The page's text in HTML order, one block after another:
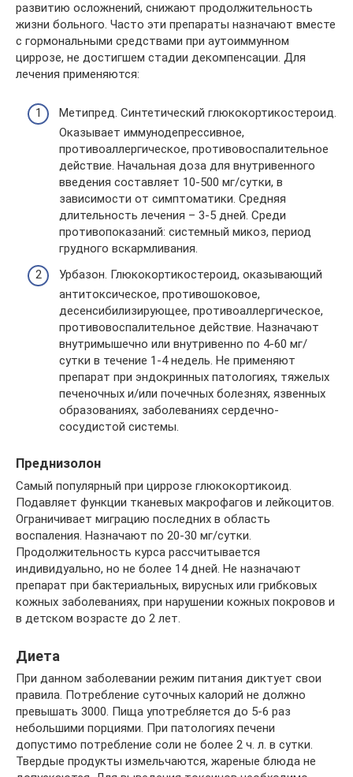
развитию осложнений, снижают продолжительность
жизни больного. Часто эти препараты назначают вместе
с гормональными средствами при аутоиммунном
циррозе, не достигшем стадии декомпенсации. Для
лечения применяются:
Метипред. Синтетический глюкокортикостероид.
Оказывает иммунодепрессивное,
противоаллергическое, противовоспалительное
действие. Начальная доза для внутривенного
введения составляет 10-500 мг/сутки, в
зависимости от симптоматики. Средняя
длительность лечения – 3-5 дней. Среди
противопоказаний: системный микоз, период
грудного вскармливания.
Урбазон. Глюкокортикостероид, оказывающий
антитоксическое, противошоковое,
десенсибилизирующее, противоаллергическое,
противовоспалительное действие. Назначают
внутримышечно или внутривенно по 4-60 мг/
сутки в течение 1-4 недель. Не применяют
препарат при эндокринных патологиях, тяжелых
печеночных и/или почечных болезнях, язвенных
образованиях, заболеваниях сердечно-
сосудистой системы.
Преднизолон
Самый популярный при циррозе глюкокортикоид.
Подавляет функции тканевых макрофагов и лейкоцитов.
Ограничивает миграцию последних в область
воспаления. Назначают по 20-30 мг/сутки.
Продолжительность курса рассчитывается
индивидуально, но не более 14 дней. Не назначают
препарат при бактериальных, вирусных или грибковых
кожных заболеваниях, при нарушении кожных покровов и
в детском возрасте до 2 лет.
Диета
При данном заболевании режим питания диктует свои
правила. Потребление суточных калорий не должно
превышать 3000. Пища употребляется до 5-6 раз
небольшими порциями. При патологиях печени
допустимо потребление соли не более 2 ч. л. в сутки.
Твердые продукты измельчаются, жареные блюда не